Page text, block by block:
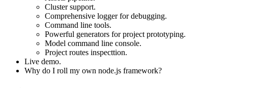
Cluster support.
Comprehensive logger for debugging.
Command line tools.
Powerful generators for project prototyping.
Model command line console.
Project routes inspecttion.
Live demo.
Why do I roll my own node.js framework?